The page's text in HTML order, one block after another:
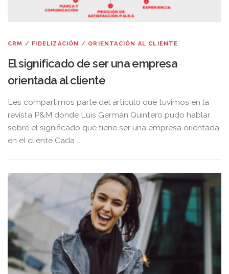
CRM / FIDELIZACIÓN / ORIENTACIÓN AL CLIENTE
El significado de ser una empresa
orientada al cliente
Les compartimos parte del artículo que tuvimos en la
revista P&M donde Luis Germán Quintero pudo hablar
sobre el significado que tiene ser una empresa orientada
en el cliente Cada …